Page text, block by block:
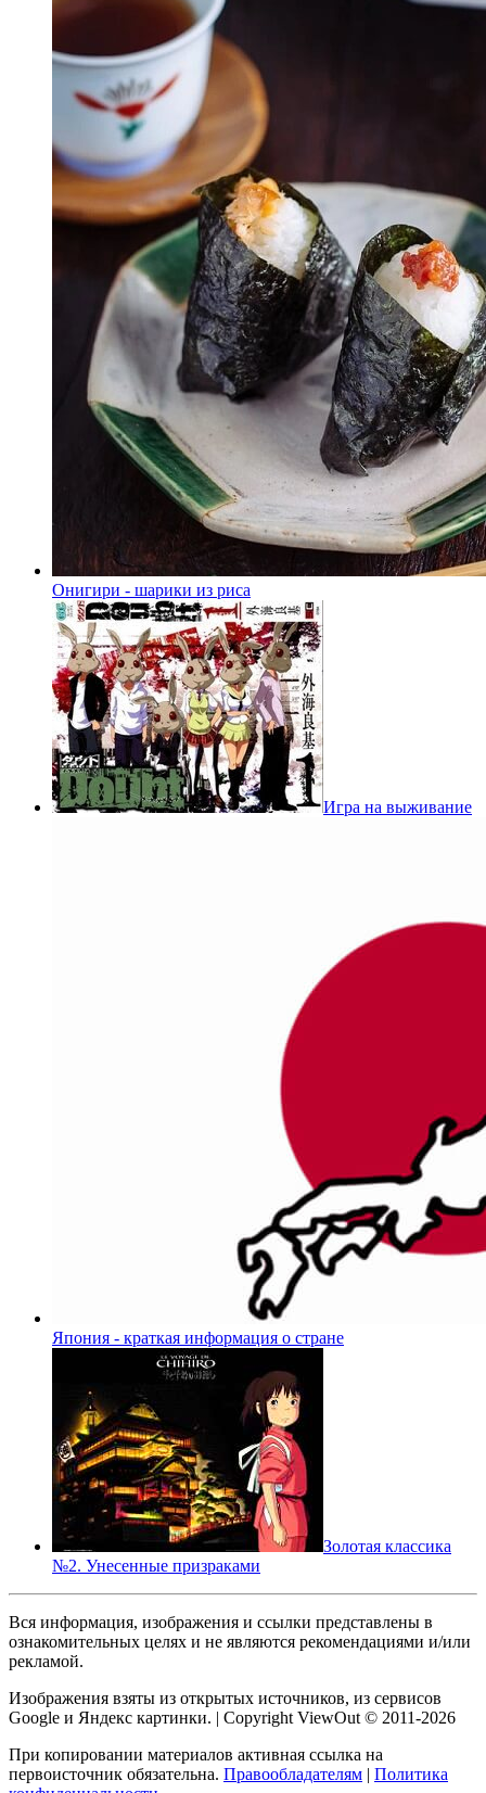
Онигири - шарики из риса
Игра на выживание
Япония - краткая информация о стране
Золотая классика
№2. Унесенные призраками
Вся информация, изображения и ссылки представлены в
ознакомительных целях и не являются рекомендациями и/или
рекламой.
Изображения взяты из открытых источников, из сервисов
Google и Яндекс картинки. | Copyright ViewOut © 2011-2026
При копировании материалов активная ссылка на
первоисточник обязательна. Правообладателям | Политика